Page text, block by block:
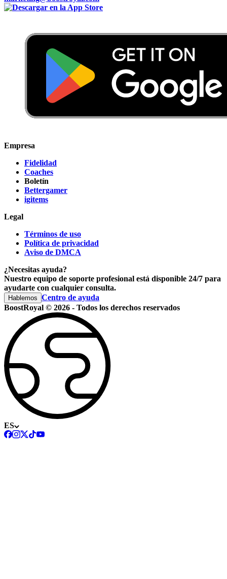
Empresa
Fidelidad
Coaches
Boletín
Bettergamer
igitems
Legal
Términos de uso
Política de privacidad
Aviso de DMCA
¿Necesitas ayuda?
Nuestro equipo de soporte profesional está disponible 24/7 para
ayudarte con cualquier consulta.
Hablemos Centro de ayuda
BoostRoyal © 2026 - Todos los derechos reservados
ES